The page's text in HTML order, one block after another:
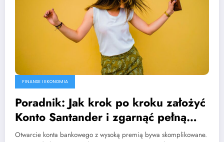
FINANSE I EKONOMIA
Poradnik: Jak krok po kroku założyć
Konto Santander i zgarnąć pełną
premię
Otwarcie konta bankowego z wysoką premią bywa skomplikowane.